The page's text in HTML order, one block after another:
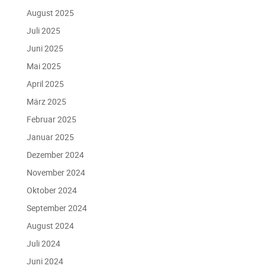
August 2025
Juli 2025
Juni 2025
Mai 2025
April 2025
März 2025
Februar 2025
Januar 2025
Dezember 2024
November 2024
Oktober 2024
September 2024
August 2024
Juli 2024
Juni 2024